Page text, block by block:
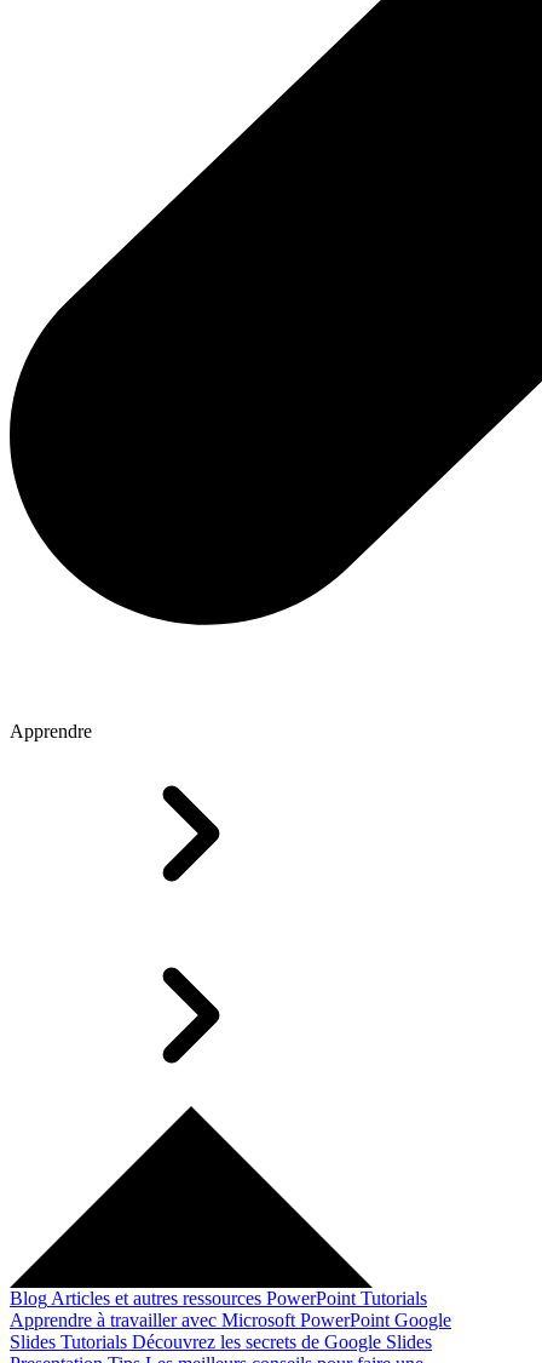
Apprendre
Blog Articles et autres ressources PowerPoint Tutorials
Apprendre à travailler avec Microsoft PowerPoint Google
Slides Tutorials Découvrez les secrets de Google Slides